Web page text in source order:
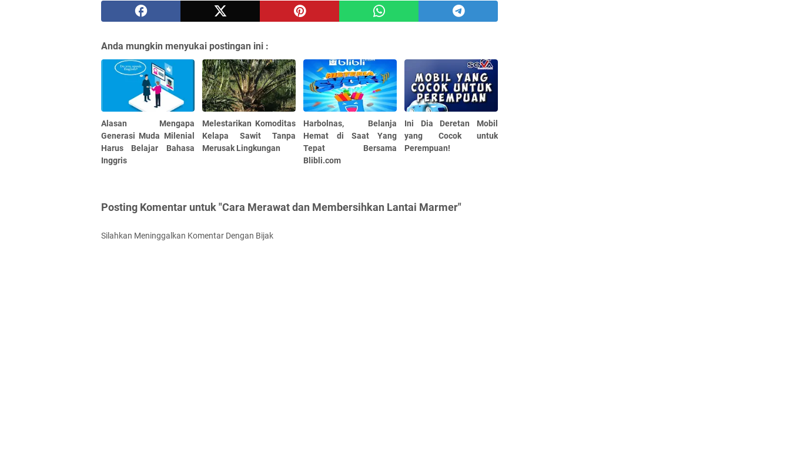
Anda mungkin menyukai postingan ini :
Alasan Mengapa
Generasi Muda Milenial
Harus Belajar Bahasa
Inggris
Melestarikan Komoditas
Kelapa Sawit Tanpa
Merusak Lingkungan
Harbolnas, Belanja
Hemat di Saat Yang
Tepat Bersama
Blibli.com
Ini Dia Deretan Mobil
yang Cocok untuk
Perempuan!
Posting Komentar untuk "Cara Merawat dan Membersihkan Lantai Marmer"
Silahkan Meninggalkan Komentar Dengan Bijak